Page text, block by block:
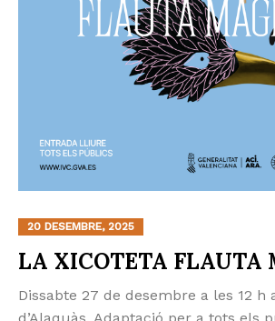
20 DESEMBRE, 2025
LA XICOTETA FLAUTA
Dissabte 27 de desembre a les 12 h